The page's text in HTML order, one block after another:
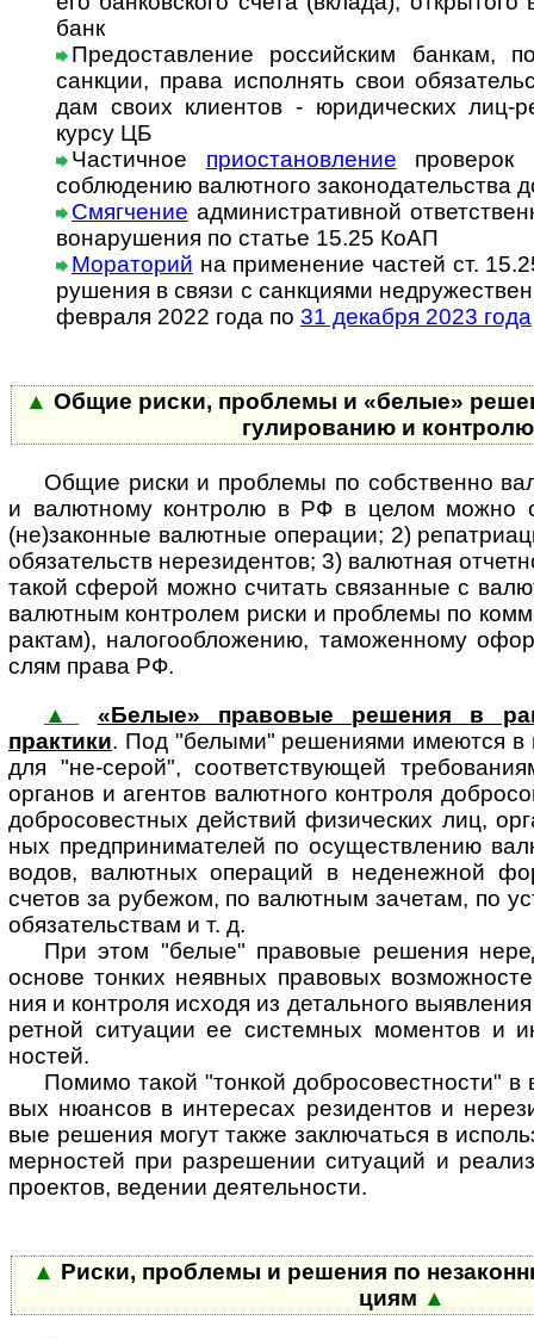
банк
Предоставление российским банкам,
санкции, права исполнять свои
дам своих кли­ен­тов - юри­ди­чес­ких лиц-­
курсу ЦБ
Частичное приостановление проверок
соблю­дению валют­ного зако­но­да­тель­ства
Смягчение административной
во­на­ру­ше­ния по статье 15.25 КоАП
Мораторий на при­ме­не­ние частей ст.
ру­ше­ния в свя­зи с сан­к­ци­я­ми
фев­раля 2022 года по 31 дека­бря 2023 года
▲ Общие риски, проблемы и «белые»
гу­ли­ро­ва­нию и
Общие риски и проблемы по собственно
и валют­ному конт­ролю в РФ в целом можно
(не)за­кон­ные валют­ные опера­ции; 2)
обяза­тельств нерези­дентов; 3) валют­ная
такой сферой можно счи­тать связан­ные с
валют­ным конт­ролем риски и проб­лемы по
рак­там), налого­обло­жению, тамо­жен­ному
слям права РФ.
▲
«Белые» правовые решения в
практики. Под "белыми" решениями име­ют­ся в
для "не-серой", соответ­ствующей
органов и агентов валютного конт­роля
добросо­вестных дейст­вий физиче­ских лиц,
ных пред­прини­ма­телей по осущест­вле­нию
водов, валют­ных опера­ций в недене­жной
счетов за рубе­жом, по валют­ным заче­там, по
обяза­тель­ствам и т. д.
При этом "белые" правовые решения
основе тон­ких неяв­ных пра­во­вых
ния и конт­роля исходя из деталь­ного
рет­ной ситу­ации ее систем­ных момен­тов и
ностей.
Помимо такой "тонкой добро­со­вест­ности"
вых нюан­сов в инте­ресах рези­дентов и
вые реше­ния могут также заклю­чаться в
мер­ностей при раз­ре­шении ситу­аций и
прое­ктов, веде­нии деятель­ности.
▲ Риски, проблемы и решения по
циям ▲